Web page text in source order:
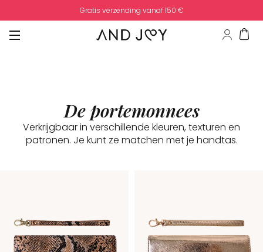
Gratis verzending vanaf 150 €
De portemonnees
Verkrijgbaar in verschillende kleuren, texturen en
patronen. Je kunt ze matchen met je handtas.